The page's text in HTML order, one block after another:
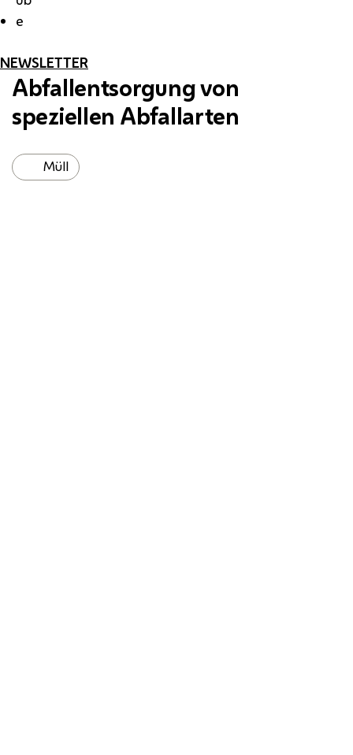
e
NEWSLETTER
Abfallentsorgung von
speziellen Abfallarten
Müll